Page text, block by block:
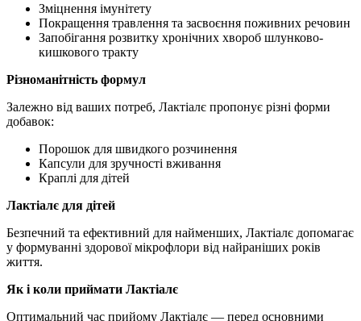
Зміцнення імунітету
Покращення травлення та засвоєння поживних речовин
Запобігання розвитку хронічних хвороб шлунково-
кишкового тракту
Різноманітність формул
Залежно від ваших потреб, Лактіалє пропонує різні форми
добавок:
Порошок для швидкого розчинення
Капсули для зручності вживання
Краплі для дітей
Лактіалє для дітей
Безпечний та ефективний для найменших, Лактіалє допомагає
у формуванні здорової мікрофлори від найраніших років
життя.
Як і коли приймати Лактіалє
Оптимальний час прийому Лактіалє — перед основними